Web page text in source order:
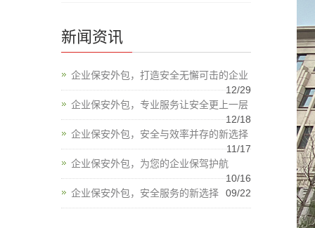
新闻资讯
企业保安外包，打造安全无懈可击的企业
12/29
企业保安外包，专业服务让安全更上一层
12/18
企业保安外包，安全与效率并存的新选择
11/17
企业保安外包，为您的企业保驾护航
10/16
企业保安外包，安全服务的新选择
09/22